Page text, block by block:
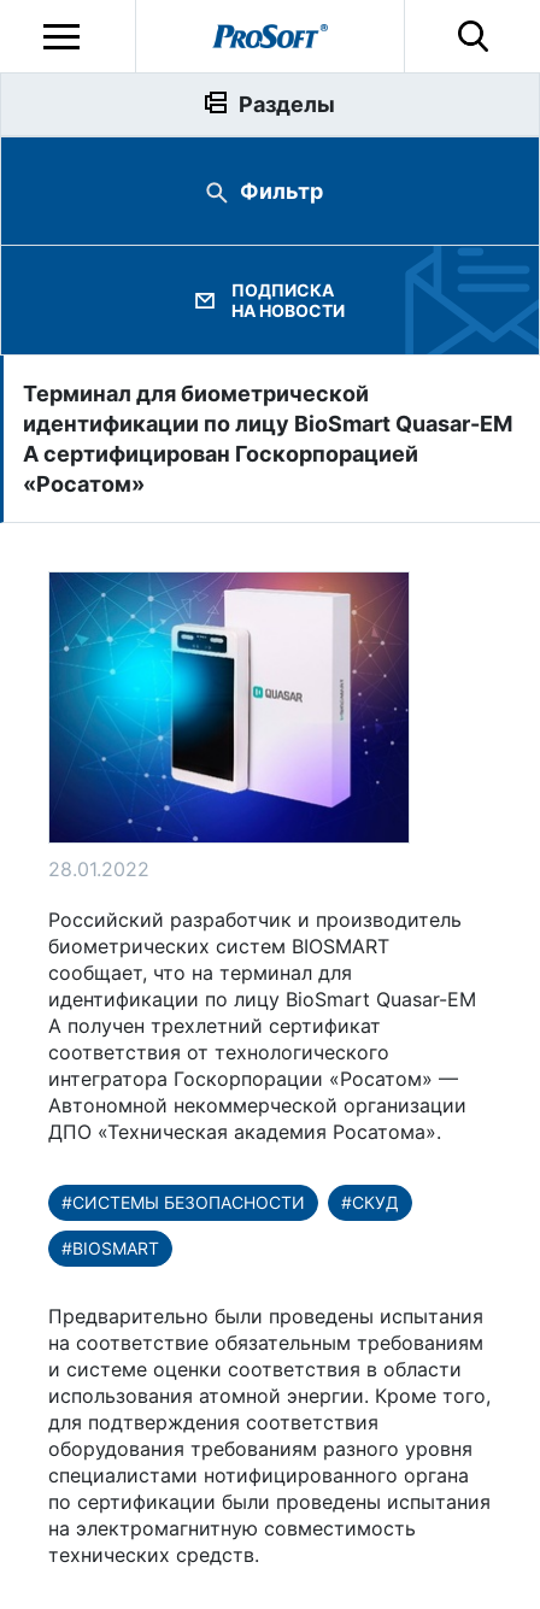
Терминал для биометрической
идентификации по лицу BioSmart Quasar-EM
A сертифицирован Госкорпорацией
«Росатом»
28.01.2022
Российский разработчик и производитель
биометрических систем BIOSMART
сообщает, что на терминал для
идентификации по лицу BioSmart Quasar-EM
A получен трехлетний сертификат
соответствия от технологического
интегратора Госкорпорации «Росатом» —
Автономной некоммерческой организации
ДПО «Техническая академия Росатома».
#СИСТЕМЫ БЕЗОПАСНОСТИ #СКУД
#BIOSMART
Предварительно были проведены испытания
на соответствие обязательным требованиям
и системе оценки соответствия в области
использования атомной энергии. Кроме того,
для подтверждения соответствия
оборудования требованиям разного уровня
специалистами нотифицированного органа
по сертификации были проведены испытания
на электромагнитную совместимость
технических средств.
Разделы
Фильтр
ПОДПИСКА
НА НОВОСТИ